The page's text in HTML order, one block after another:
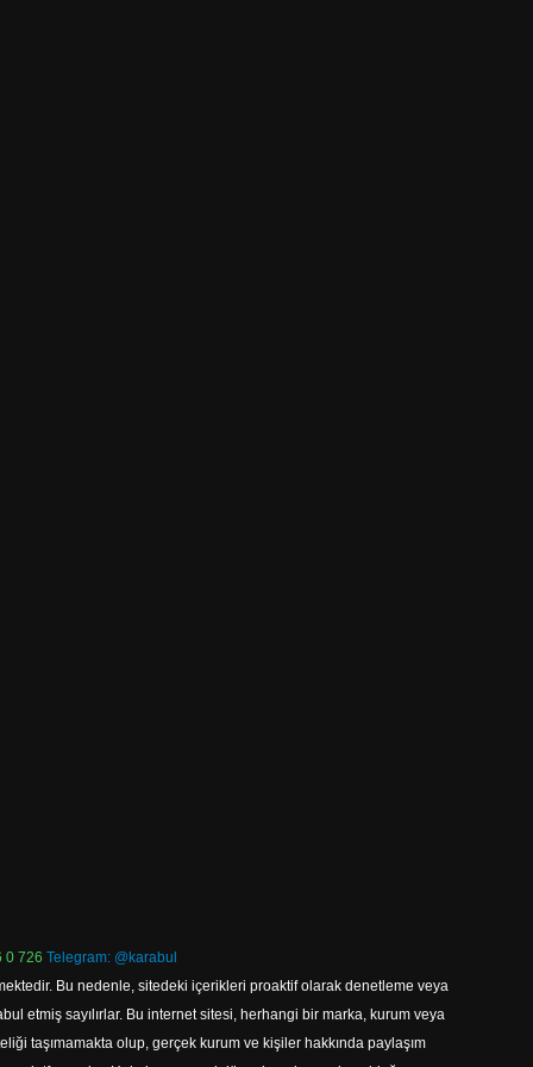
0 726 Telegram: @karabul
Bu nedenle, sitedeki içerikleri proaktif olarak denetleme veya
etmiş sayılırlar. Bu internet sitesi, herhangi bir marka, kurum veya
taşımamakta olup, gerçek kurum ve kişiler hakkında paylaşım